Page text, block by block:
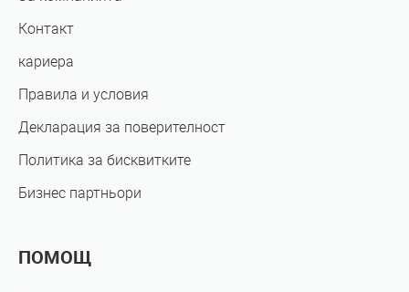
Контакт
кариера
Правила и условия
Декларация за поверителност
Политика за бисквитките
Бизнес партньори
ПОМОЩ